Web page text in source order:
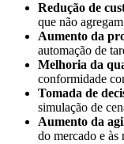
Redução de
que não
Aumento da
automação de
Melhoria da
conformidade
Tomada de
simulação de
Aumento da
do mercado e às